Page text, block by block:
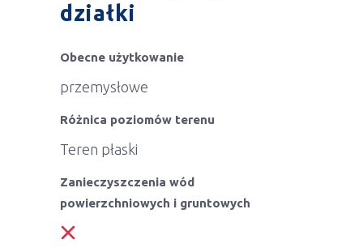
działki
Obecne użytkowanie
przemysłowe
Różnica poziomów terenu
Teren płaski
Zanieczyszczenia wód
powierzchniowych i gruntowych